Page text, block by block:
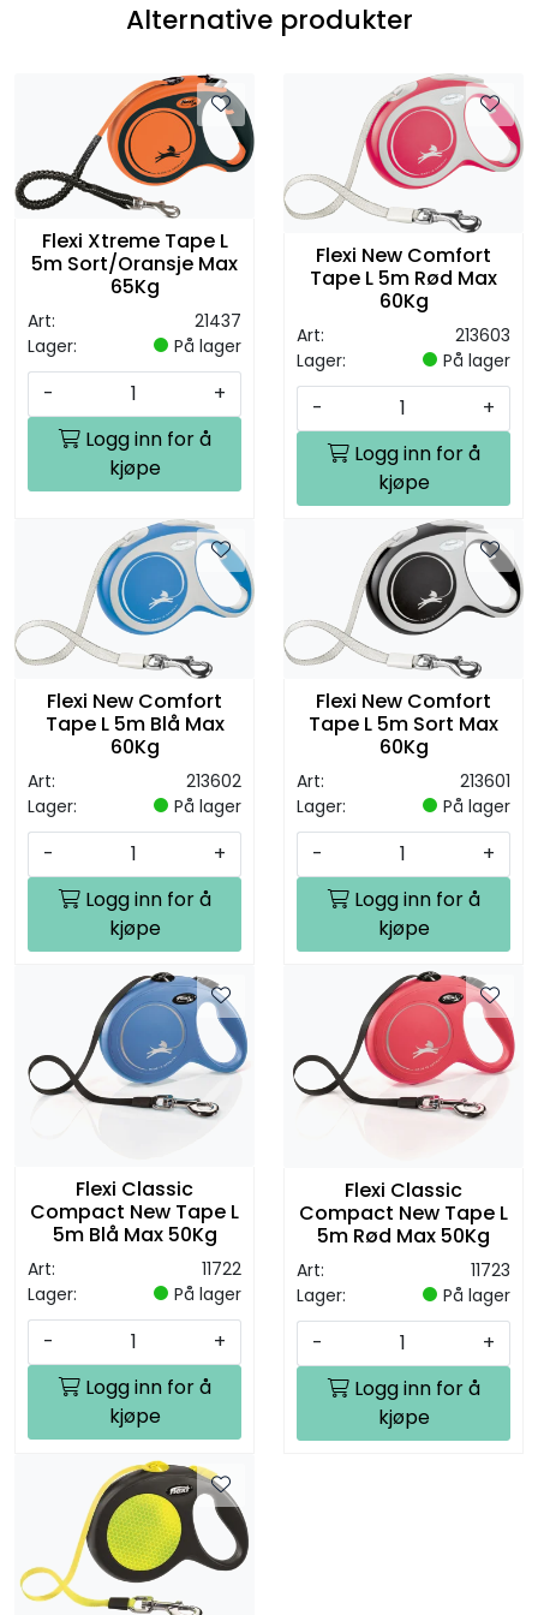
Alternative produkter
Flexi Xtreme Tape L
5m Sort/Oransje Max
65Kg
Art:
21437
Lager:
På lager
-
+
Logg inn for å
kjøpe
Flexi New Comfort
Tape L 5m Rød Max
60Kg
Art:
213603
Lager:
På lager
-
+
Logg inn for å
kjøpe
Flexi New Comfort
Tape L 5m Blå Max
60Kg
Art:
213602
Lager:
På lager
-
+
Logg inn for å
kjøpe
Flexi New Comfort
Tape L 5m Sort Max
60Kg
Art:
213601
Lager:
På lager
-
+
Logg inn for å
kjøpe
Flexi Classic
Compact New Tape L
5m Blå Max 50Kg
Art:
11722
Lager:
På lager
-
+
Logg inn for å
kjøpe
Flexi Classic
Compact New Tape L
5m Rød Max 50Kg
Art:
11723
Lager:
På lager
-
+
Logg inn for å
kjøpe